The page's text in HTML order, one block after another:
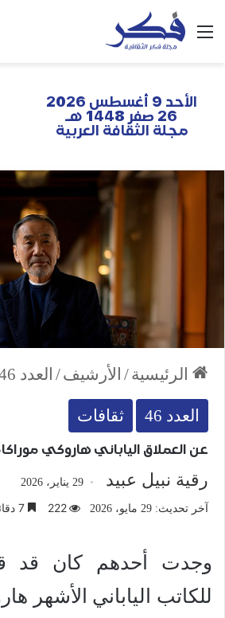
الأحد 9 أغسطس 2026
26 صفر 1448 هـ
مجلة الثقافة العربية
الرئيسية/ الأرشيف/ العدد 46
العدد 46 ثقافات
عن العملاق الياباني هاروكي
رقية نبيل عبيد 29 يناير، 2026
آخر تحديث: 29 مايو، 2026 222
وجدت أحدهم كان قد
للكاتب الياباني الأشهر